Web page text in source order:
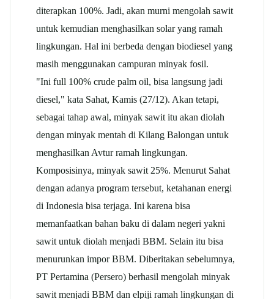
diterapkan 100%. Jadi, akan murni mengolah sawit
untuk kemudian menghasilkan solar yang ramah
lingkungan. Hal ini berbeda dengan biodiesel yang
masih menggunakan campuran minyak fosil.
"Ini full 100% crude palm oil, bisa langsung jadi
diesel," kata Sahat, Kamis (27/12). Akan tetapi,
sebagai tahap awal, minyak sawit itu akan diolah
dengan minyak mentah di Kilang Balongan untuk
menghasilkan Avtur ramah lingkungan.
Komposisinya, minyak sawit 25%. Menurut Sahat
dengan adanya program tersebut, ketahanan energi
di Indonesia bisa terjaga. Ini karena bisa
memanfaatkan bahan baku di dalam negeri yakni
sawit untuk diolah menjadi BBM. Selain itu bisa
menurunkan impor BBM. Diberitakan sebelumnya,
PT Pertamina (Persero) berhasil mengolah minyak
sawit menjadi BBM dan elpiji ramah lingkungan di